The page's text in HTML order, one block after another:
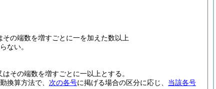
の端数を増すごとに一を加えた数以上
ない。
その端数を増すごとに一以上とする。
換算方法で、 次の各号に掲げる場合の区分に応じ、 当該各号